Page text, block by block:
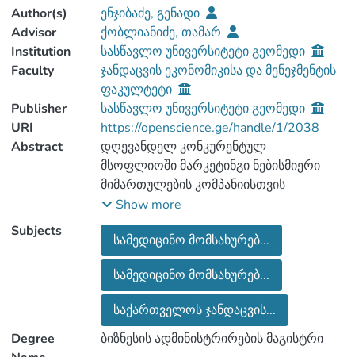
Author(s)
ენჯიბაძე, გენადი
Advisor
ქობლიანიძე, თამარ
Institution
სასწავლო უნივერსიტეტი გეომედი
Faculty
ჯანდაცვის ეკონომიკისა და მენეჯმენტის
ფაკულტეტი
Publisher
სასწავლო უნივერსიტეტი გეომედი
URI
https://openscience.ge/handle/1/2038
Abstract
დღევანდელ კონკურენტულ
მსოფლიოში მარკეტინგი ნებისმიერი
მიმართულების კომპანიისთვის
საციცოცხლოდ აუცილებელი გახდა.
შესაბამისად, სამედიცინო სფეროშიც
მარკეტინგი ორგანიზაციის ეფექტიანი
მუშაობის მთავარი იარაღია, რომელიც
ბაზარზე სწორი გზავნილების
შემთხვევაში უზრუნველყოფს
კმაყოფილი პაციენტების დიდ არმიას.
თუმცა ჯანდაცვას, როგორც
Show more
Subjects
სამედიცინო მომსახურებ...
სამედიცინო მომსახურებ...
საქართველოს ჯანდაცვის...
Degree
ბიზნესის ადმინისტრირების მაგისტრი